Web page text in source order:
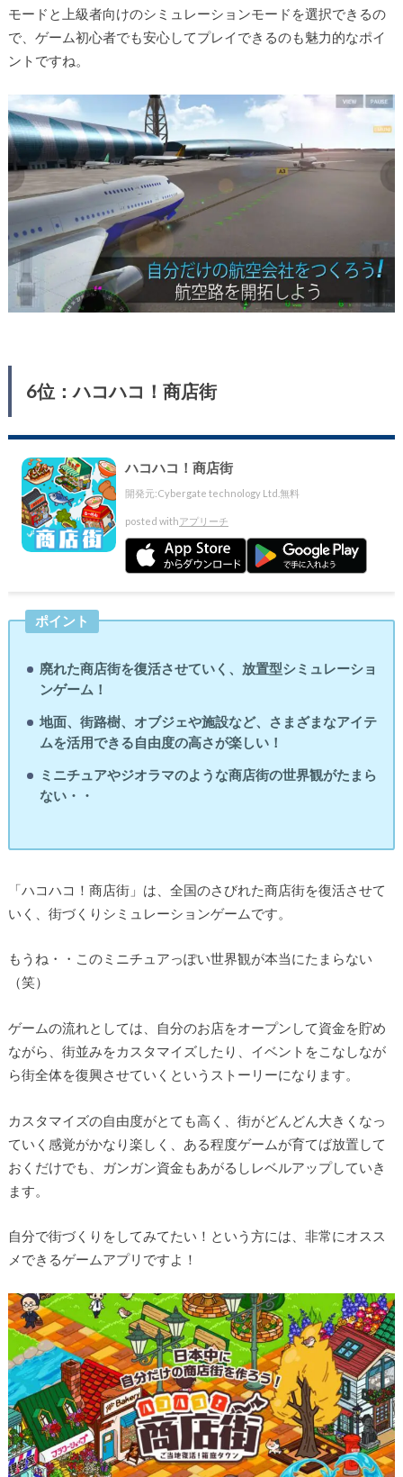
モードと上級者向けのシミュレーションモードを選択できるの
で、ゲーム初心者でも安心してプレイできるのも魅力的なポイ
ントですね。
6位：ハコハコ！商店街
ハコハコ！商店街
開発元:Cybergate technology Ltd. 無料
posted withアプリーチ
ポイント
廃れた商店街を復活させていく、放置型シミュレーショ
ンゲーム！
地面、街路樹、オブジェや施設など、さまざまなアイテ
ムを活用できる自由度の高さが楽しい！
ミニチュアやジオラマのような商店街の世界観がたまら
ない・・
「ハコハコ！商店街」は、全国のさびれた商店街を復活させて
いく、街づくりシミュレーションゲームです。
もうね・・このミニチュアっぽい世界観が本当にたまらない
（笑）
ゲームの流れとしては、自分のお店をオープンして資金を貯め
ながら、街並みをカスタマイズしたり、イベントをこなしなが
ら街全体を復興させていくというストーリーになります。
カスタマイズの自由度がとても高く、街がどんどん大きくなっ
ていく感覚がかなり楽しく、ある程度ゲームが育てば放置して
おくだけでも、ガンガン資金もあがるしレベルアップしていき
ます。
自分で街づくりをしてみてたい！という方には、非常にオスス
メできるゲームアプリですよ！